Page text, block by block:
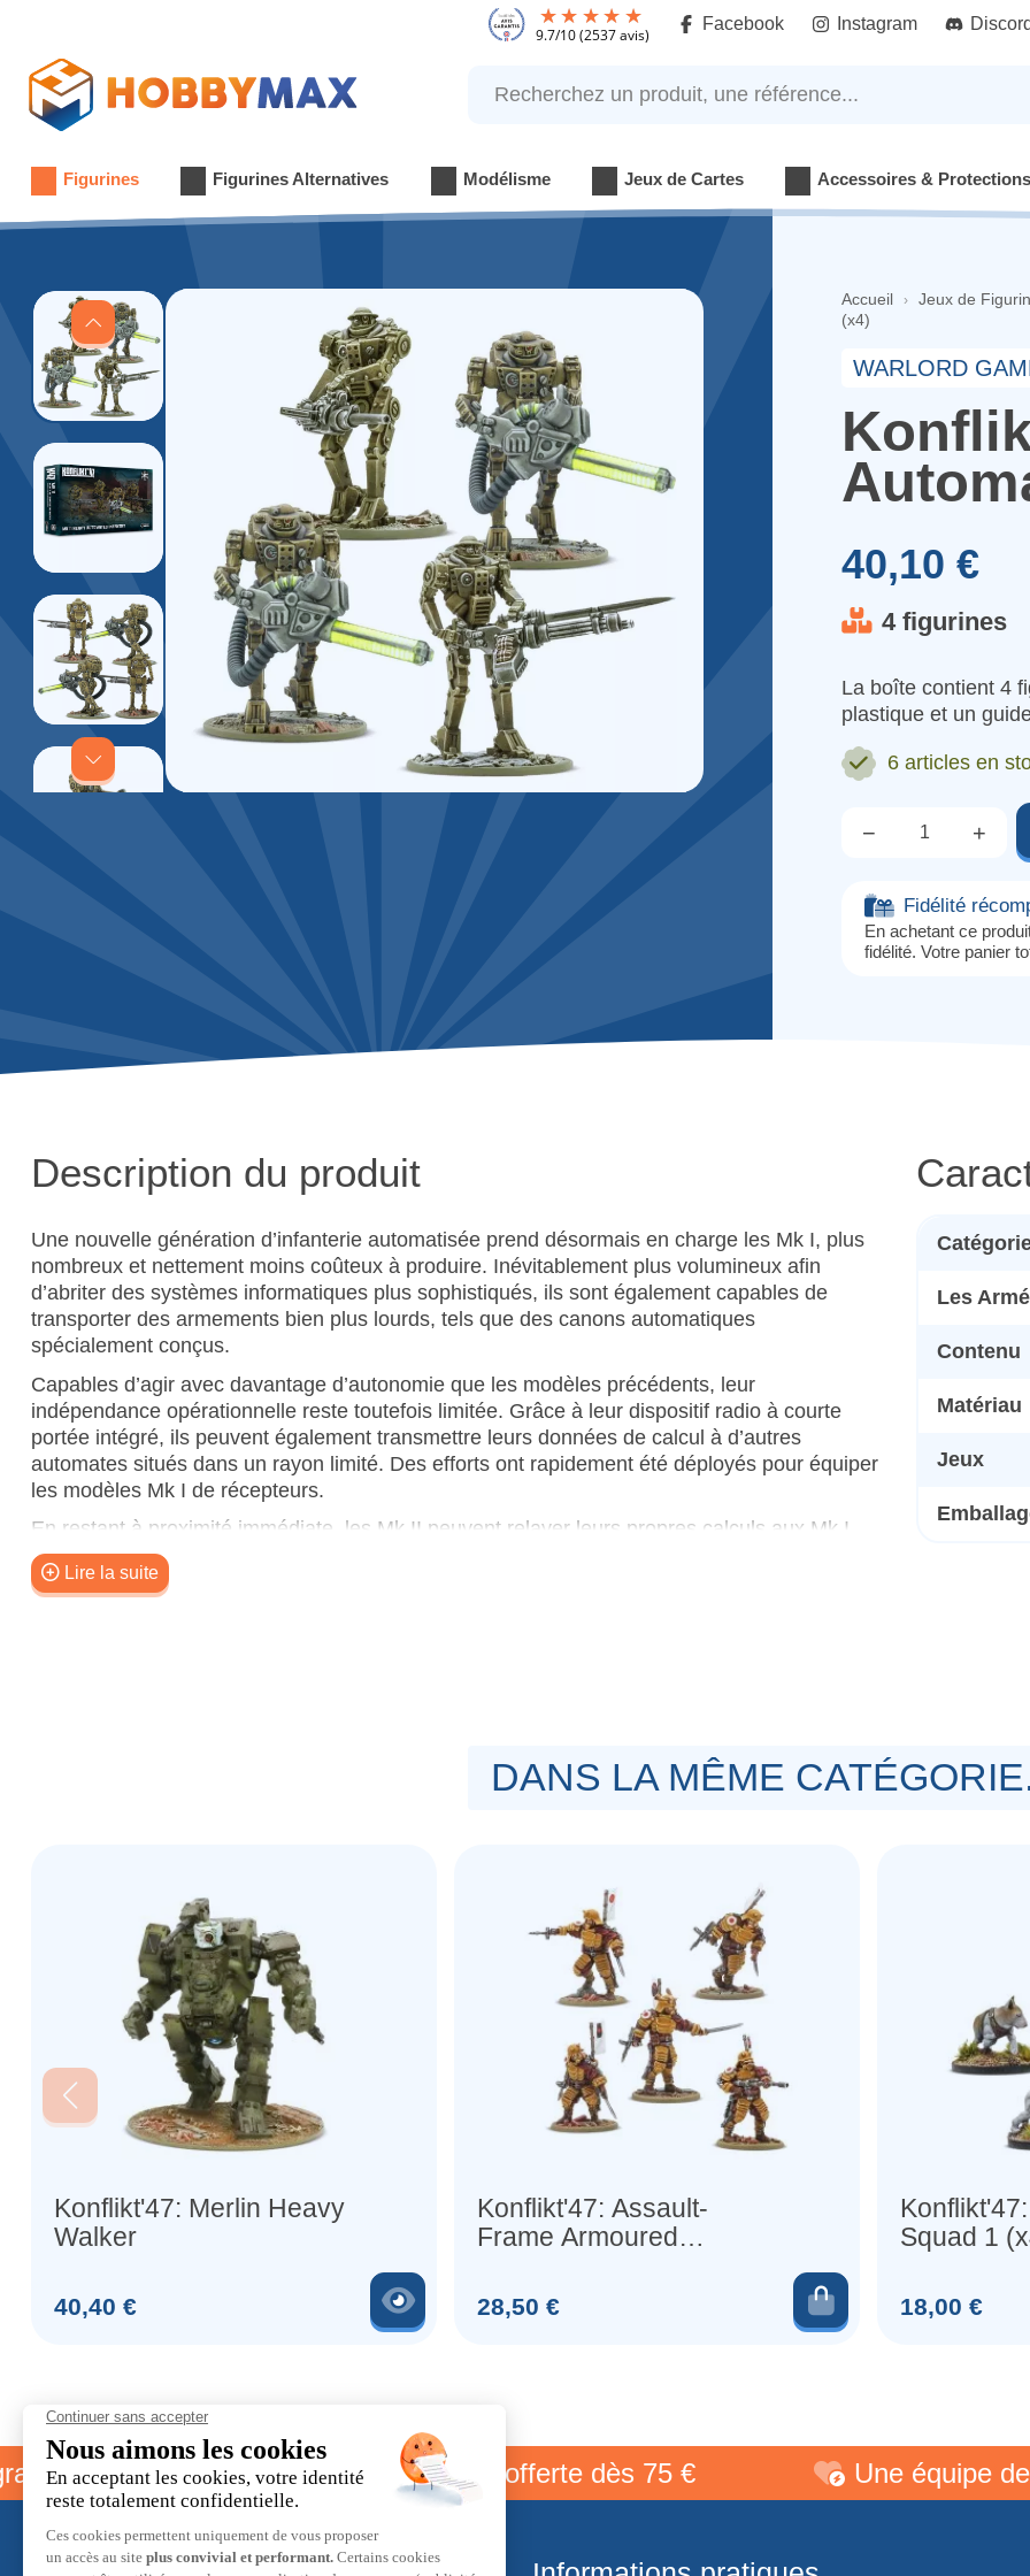
9.7 (2537 avis)
Facebook Instagram
Recherchez un produit, une référence...
Figurines Figurines Alternatives Modélisme Jeux de Cartes Accessoires &
Accueil
Jeux de
(x4)
WARLORD
40,10 €
4 figurines
La boîte contient 4
plastique et un
6 articles en
− +
Fidélité
En achetant ce
fidélité. Votre panier
Description du produit
Une nouvelle génération d’infanterie automatisée prend désormais en charge les Mk I, plus
nombreux et nettement moins coûteux à produire. Inévitablement plus volumineux afin
d’abriter des systèmes informatiques plus sophistiqués, ils sont également capables de
transporter des armements bien plus lourds, tels que des canons automatiques
spécialement conçus.
Capables d’agir avec davantage d’autonomie que les modèles précédents, leur
indépendance opérationnelle reste toutefois limitée. Grâce à leur dispositif radio à courte
portée intégré, ils peuvent également transmettre leurs données de calcul à d’autres
automates situés dans un rayon limité. Des efforts ont rapidement été déployés pour équiper
les modèles Mk I de récepteurs.
En restant à proximité immédiate, les Mk II peuvent relayer leurs propres calculs aux Mk I,
améliorant ainsi leur précision et leur capacité à exécuter des commandes plus complexes.
La boîte contient 4 figurines en plastique comprenant 2 canons automatiques légers, 2
Lire la suite
Les
Contenu
Matériau
Jeux
DANS LA MÊME
Konflikt'47: Merlin Heavy
Walker
Prix
40,40 € Voir le produit
Konflikt'47: Assault-
Frame Armoured
Figurines)
Prix
28,50 € Ajouter au
Squad 1
Prix
18,00 €
parrainage Livraison offerte dès 75 € Une équipe de